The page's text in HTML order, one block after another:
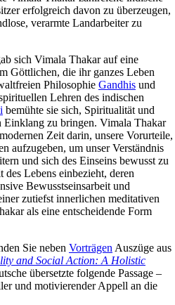
erfolgreich davon zu überzeugen,
verarmte Landarbeiter zu
sich Vimala Thakar auf eine
Göttlichen, die ihr ganzes Leben
Philosophie Gandhis und
Lehren des indischen
bemühte sie sich, Spiritualität und
Einklang zu bringen. Vimala Thakar
Zeit darin, unsere Vorurteile,
aufzugeben, um unser Verständnis
und sich des Einseins bewusst zu
Lebens einbezieht, deren
Bewusstseinsarbeit und
zutiefst innerlichen meditativen
als eine entscheidende Form
Sie neben Vorträgen Auszüge aus
and Social Action: A Holistic
übersetzte folgende Passage –
und motivierender Appell an die